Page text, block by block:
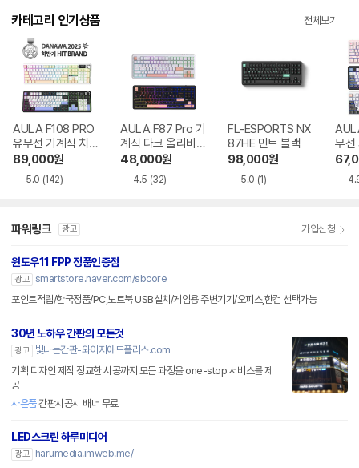
카테고리 인기상품 전체보기
AULA F108 PRO
유무선 기계식 치즈
화이트 한글
89,000원
5.0 (142)
AULA F87 Pro 기
계식 다크 올리비아
한글
48,000원
4.5 (32)
FL-ESPORTS NX
87HE 민트 블랙
98,000원
5.0 (1)
무선
블랙
파워링크 광고 가입신청
윈도우11 FPP 정품인증점
광고 smartstore.naver.com/sbcore
포인트적립/한국정품/PC,노트북 USB설치/게임용 주변기기/오피스,한컴 선택가능
30년 노하우 간판의 모든것
광고
빛나는간판-와이지애드플러스.com
기획 디자인 제작 정교한 시공까지 모든 과정을 one-stop 서비스를 제
공
사은품간판시공시 배너 무료
LED스크린 하루미디어
광고
harumedia.imweb.me/